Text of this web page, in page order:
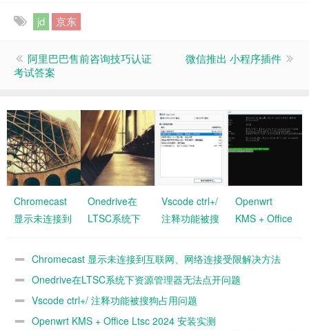
jd 京东
阿里巴巴售前咨询技巧认证
考试答案
微信推出 小程序插件
Chromecast
显示未连接到
连接受限解决
Onedrive在
LTSC系统下
法点开问题
Vscode ctrl+/
注释功能被搜
Openwrt
KMS + Office
装实测
Chromecast 显示未连接到互联网、网络连接受限解决方法
Onedrive在LTSC系统下资源管理器无法点开问题
Vscode ctrl+/ 注释功能被搜狗占用问题
Openwrt KMS + Office Ltsc 2024 安装实测